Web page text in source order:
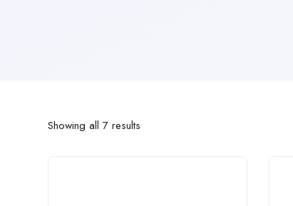
Showing all 7 results